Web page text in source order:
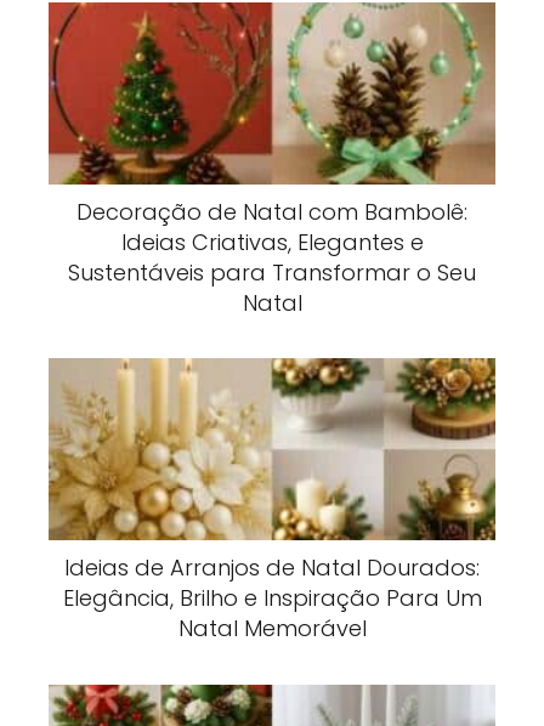
Decoração de Natal com Bambolê:
Ideias Criativas, Elegantes e
Sustentáveis para Transformar o Seu
Natal
Ideias de Arranjos de Natal Dourados:
Elegância, Brilho e Inspiração Para Um
Natal Memorável